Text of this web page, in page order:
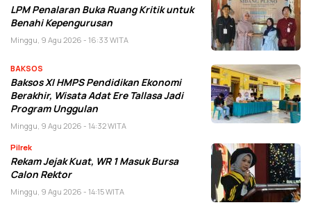
LPM Penalaran Buka Ruang Kritik untuk
Benahi Kepengurusan
Minggu, 9 Agu 2026 - 16:33 WITA
BAKSOS
Baksos XI HMPS Pendidikan Ekonomi
Berakhir, Wisata Adat Ere Tallasa Jadi
Program Unggulan
Minggu, 9 Agu 2026 - 14:32 WITA
Pilrek
Rekam Jejak Kuat, WR 1 Masuk Bursa
Calon Rektor
Minggu, 9 Agu 2026 - 14:15 WITA